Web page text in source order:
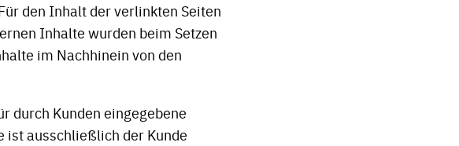
den Inhalt der verlinkten Seiten
Inhalte wurden beim Setzen
im Nachhinein von den
durch Kunden eingegebene
ist ausschließlich der Kunde